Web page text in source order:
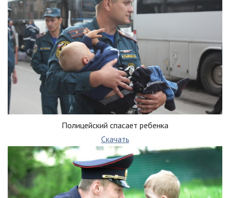
Полицейский спасает ребенка
Скачать